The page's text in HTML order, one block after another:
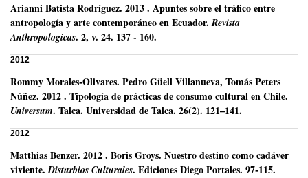
Arianni Batista Rodríguez. 2013. Apuntes sobre el tráfico entre
antropología y arte contemporáneo en Ecuador. Revista
Anthropologicas. 2, v. 24. 137 - 160.
2012
Rommy Morales-Olivares. Pedro Güell Villanueva, Tomás Peters
Núñez. 2012. Tipología de prácticas de consumo cultural en Chile.
Universum. Talca. Universidad de Talca. 26(2). 121–141.
2012
Matthias Benzer. 2012. Boris Groys. Nuestro destino como cadáver
viviente. Disturbios Culturales. Ediciones Diego Portales. 97-115.